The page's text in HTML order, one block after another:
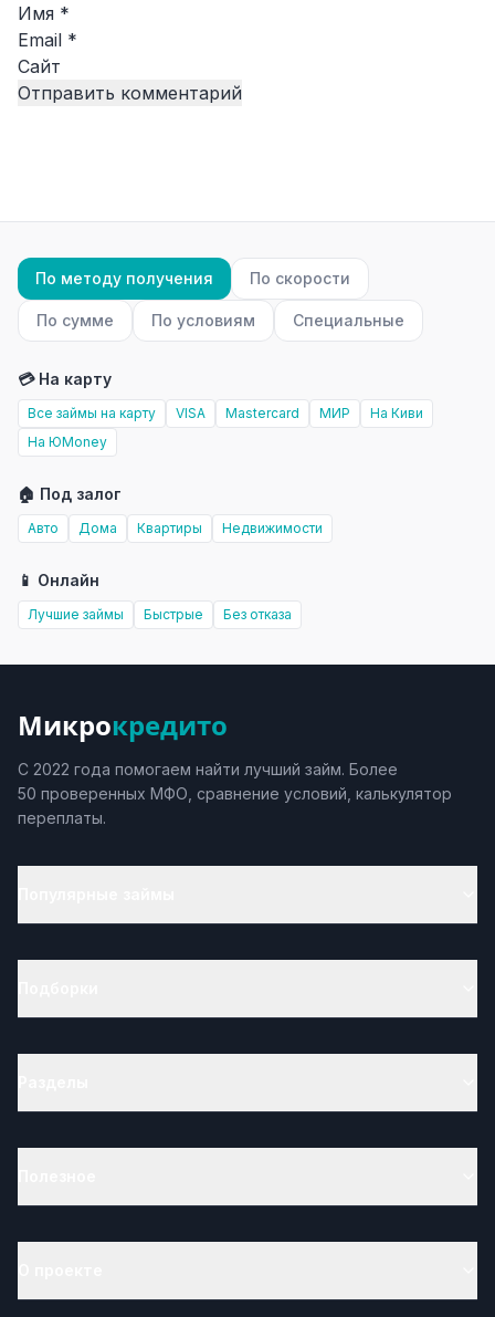
Имя *
Email *
Сайт
По методу получения По скорости
По сумме По условиям Специальные
💳 На карту
Все займы на карту VISA Mastercard МИР
На Киви
На ЮMoney
🏠 Под залог
Авто Дома Квартиры Недвижимости
📱 Онлайн
Лучшие займы Быстрые Без отказа
Микрокредито
С 2022 года помогаем найти лучший займ. Более
50 проверенных МФО, сравнение условий, калькулятор
переплаты.